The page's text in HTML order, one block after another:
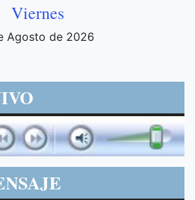
Viernes
Agosto de 2026